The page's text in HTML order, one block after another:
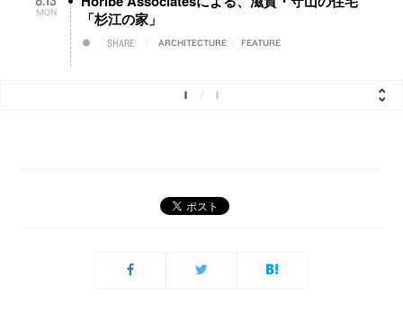
MON
「杉江の家」
SHARE ARCHITECTURE FEATURE
1 1